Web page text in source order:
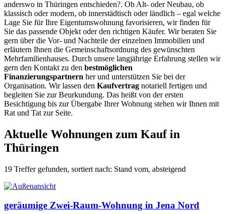
anderswo in Thüringen entschieden?. Ob Alt- oder Neubau, ob
klassisch oder modern, ob innerstädtisch oder ländlich – egal welche
Lage Sie für Ihre Eigentumswohnung favorisieren, wir finden für
Sie das passende Objekt oder den richtigen Käufer. Wir beraten Sie
gern über die Vor- und Nachteile der einzelnen Immobilien und
erläutern Ihnen die Gemeinschaftsordnung des gewünschten
Mehrfamilienhauses. Durch unsere langjährige Erfahrung stellen wir
gern den Kontakt zu den bestmöglichen
Finanzierungspartnern her und unterstützen Sie bei der
Organisation. Wir lassen den Kaufvertrag notariell fertigen und
begleiten Sie zur Beurkundung. Das heißt von der ersten
Besichtigung bis zur Übergabe Ihrer Wohnung stehen wir Ihnen mit
Rat und Tat zur Seite.
Aktuelle Wohnungen zum Kauf in
Thüringen
19 Treffer gefunden, sortiert nach: Stand vom, absteigend
geräumige Zwei-Raum-Wohnung in Jena Nord